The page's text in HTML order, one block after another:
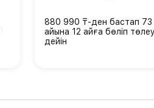
880 990 ₸-ден бастап
айына 12 айға бөліп
дейін